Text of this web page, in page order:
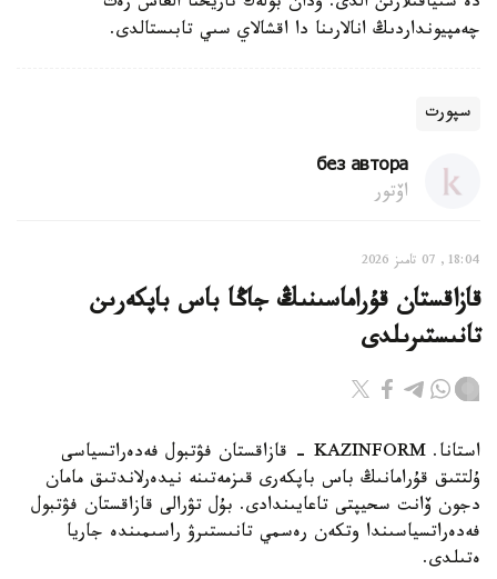
چەمپيونداردىڭ انالارىنا دا اقشالاي سىي تابىستالدى.
سپورت
без автора
اۆتور
18:04, 07 تامىز 2026
قازاقستان قۇراماسىنىڭ جاڭا باس باپكەرىن
تانىستىرىلدى
استانا. KAZINFORM - قازاقستان فۋتبول فەدەراتسياسى
ۇلتتىق قۇرامانىڭ باس باپكەرى قىزمەتىنە نيدەرلاندتىق مامان
دجون ۆانت سحيپتى تاعايىندادى. بۇل تۋرالى قازاقستان فۋتبول
فەدەراتسياسىندا وتكەن رەسمي تانىستىرۋ راسىمىندە جاريا
ەتىلدى.